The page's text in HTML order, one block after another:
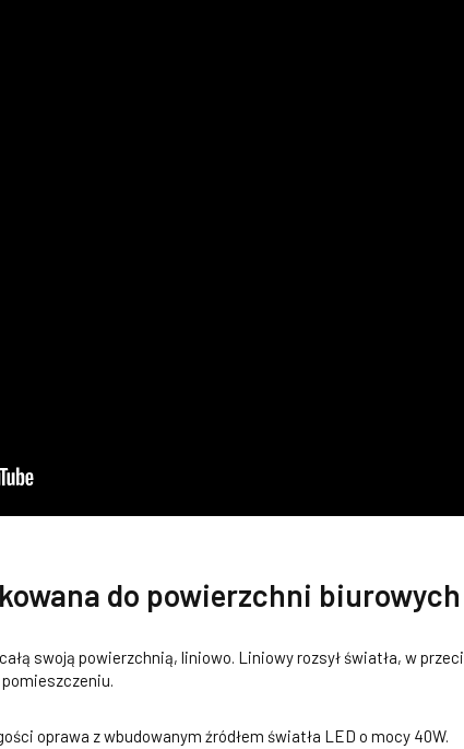
do powierzchni biurowych
swoją powierzchnią, liniowo. Liniowy rozsył światła, w
oprawa z wbudowanym źródłem światła LED o mocy 40W.